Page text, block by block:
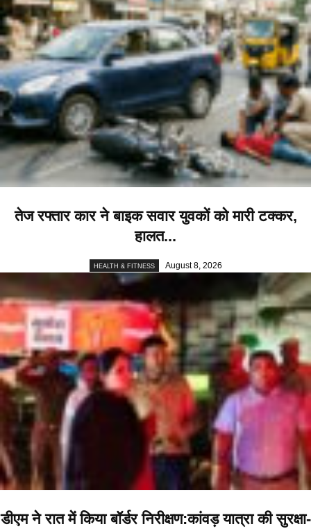
तेज रफ्तार कार ने बाइक सवार युवकों को मारी टक्कर,
हालत...
HEALTH & FITNESS August 8, 2026
डीएम ने रात में किया बॉर्डर निरीक्षण:कांवड़ यात्रा की सुरक्षा-